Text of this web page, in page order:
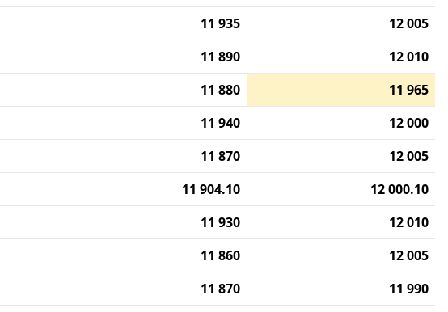
11 935
12 005
11 890
12 010
11 880
11 965
11 940
12 000
11 870
12 005
11 904.10
12 000.10
11 930
12 010
11 860
12 005
11 870
11 990